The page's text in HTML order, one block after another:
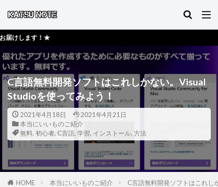
C言語無料開発ソフトはこれしかない。Visual
Studioを使ってみよう！
2021年4月18日
2021年4月21日
本当にいいものご紹介
無料, 初心者, C言語, 学習, インストール, 方法
HOME 本当にいいものご紹介 C言語無料開発ソフトはこれし